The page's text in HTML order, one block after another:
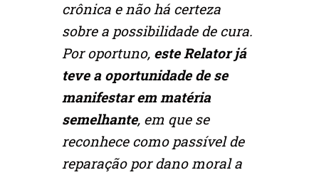
crônica e não há certeza
sobre a possibilidade de cura.
Por oportuno, este Relator já
teve a oportunidade de se
manifestar em matéria
semelhante, em que se
reconhece como passível de
reparação por dano moral a